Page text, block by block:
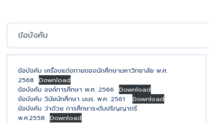
ข้อบังคับ
ข้อบังคับ เครื่องแต่งกายของนักศึกษามหาวิทยาลัย พ.ศ.
2568 Download
ข้อบังคับ องค์การศึกษา พ.ศ. 2566 Download
ข้อบังคับ วินัยนักศึกษา มนร. พ.ศ. 2561
Download
ข้อบังคับ ว่าด้วย การศึกษาระดับปริญญาตรี
พ.ศ.2558 Download